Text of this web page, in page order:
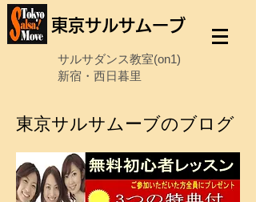
東京サルサムーブ
サルサダンス教室(on1)
新宿・西日暮里
東京サルサムーブのブログ